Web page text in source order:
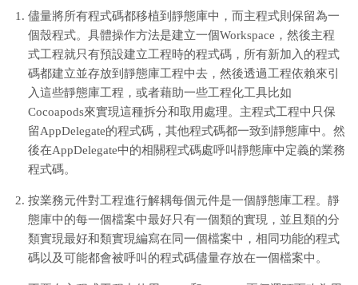
儘量將所有程式碼都移植到靜態庫中，而主程式則保留為一
個殼程式。具體操作方法是建立一個Workspace，然後主程
式工程就只有預設建立工程時的程式碼，所有新加入的程式
碼都建立並存放到靜態庫工程中去，然後透過工程依賴來引
入這些靜態庫工程，或者藉助一些工程化工具比如
Cocoapods來實現這種拆分和取用處理。主程式工程中只保
留AppDelegate的程式碼，其他程式碼都一致到靜態庫中。然
後在AppDelegate中的相關程式碼處呼叫靜態庫中定義的業務
程式碼。
按業務元件對工程進行解耦每個元件是一個靜態庫工程。靜
態庫中的每一個檔案中最好只有一個類的實現，並且類的分
類實現最好和類實現編寫在同一個檔案中，相同功能的程式
碼以及可能都會被呼叫的程式碼儘量存放在一個檔案中。